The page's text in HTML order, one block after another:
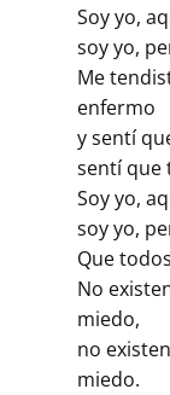
Soy yo,
soy yo,
Me
enfermo
y sentí
sentí que
Soy yo,
soy yo,
Que
No
miedo,
no
miedo.